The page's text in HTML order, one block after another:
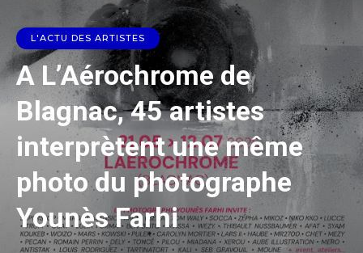
L'ACTU DES ARTISTES
A L’Aérochrome de
Blagnac, 45 artistes
interprètent une même
photo du photographe
Younès Farhi